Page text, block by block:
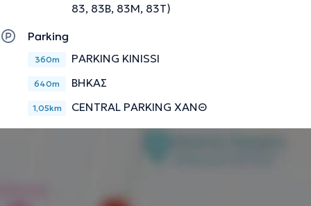
83, 83B, 83M, 83T)
Parking
360m PARKING KINISSI
640m ΒΗΚΑΣ
1,05km CENTRAL PARKING ΧΑΝΘ